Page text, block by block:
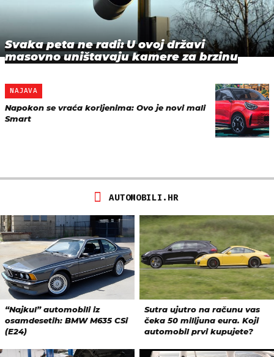
Svaka peta ne radi: U ovoj državi
masovno uništavaju kamere za brzinu
NAJAVA
Napokon se vraća korijenima: Ovo je novi mali
Smart